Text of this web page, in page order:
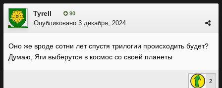
Tyrell 90
Опубликовано 3 декабря, 2024
Оно же вроде сотни лет спустя трилогии происходить будет?
Думаю, Яги выберутся в космос со своей планеты
2